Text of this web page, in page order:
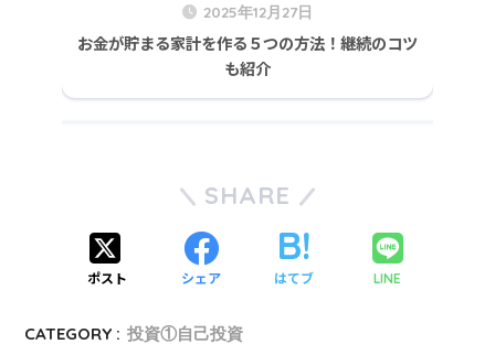
2025年12月27日
お金が貯まる家計を作る５つの方法！継続のコツ
も紹介
SHARE
ポスト シェア はてブ LINE
CATEGORY : 投資①自己投資